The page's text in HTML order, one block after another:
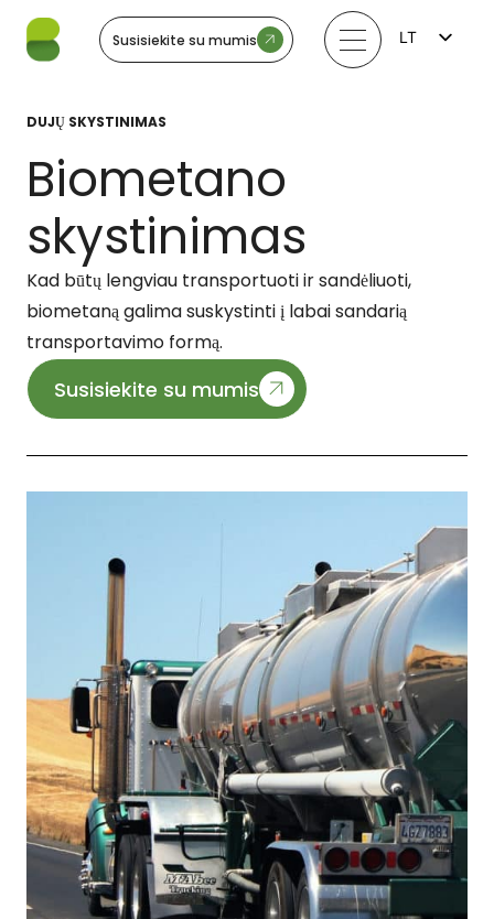
Susisiekite su mumis
LT
DUJŲ SKYSTINIMAS
Biometano
skystinimas
Kad būtų lengviau transportuoti ir sandėliuoti,
biometaną galima suskystinti į labai sandarią
transportavimo formą.
Susisiekite su mumis